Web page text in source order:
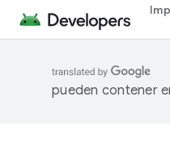
pueden contener